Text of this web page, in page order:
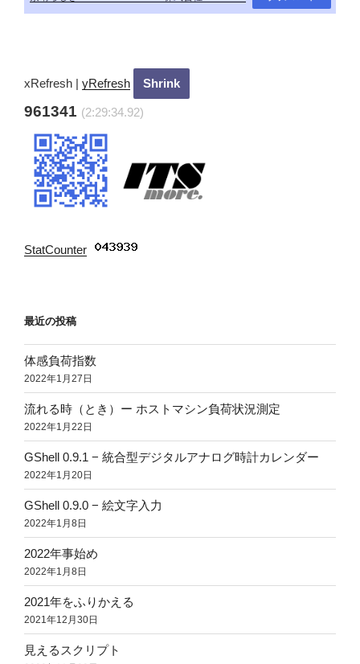
xRefresh | yRefresh
961341 (2:29:36.17)
StatCounter
最近の投稿
体感負荷指数
2022年1月27日
流れる時（とき）ー ホストマシン負荷状況測定
2022年1月22日
GShell 0.9.1 − 統合型デジタルアナログ時計カレンダー
2022年1月20日
GShell 0.9.0 − 絵文字入力
2022年1月8日
2022年事始め
2022年1月8日
2021年をふりかえる
2021年12月30日
見えるスクリプト